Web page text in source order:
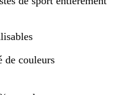
couleurs